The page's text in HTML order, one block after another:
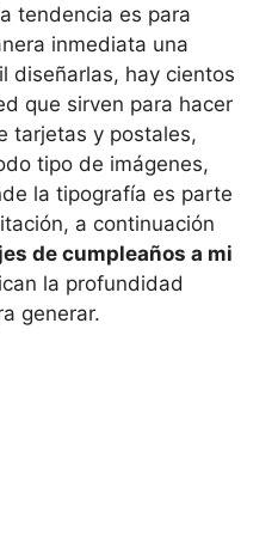
tendencia es para
inmediata una
diseñarlas, hay cientos
que sirven para hacer
tarjetas y postales,
tipo de imágenes,
la tipografía es parte
a continuación
de cumpleaños a mi
la profundidad
generar.